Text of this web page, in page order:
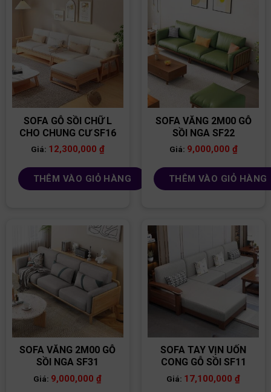
SOFA GỖ SỒI CHỮ L
CHO CHUNG CƯ SF16
Giá: 12,300,000 ₫
THÊM VÀO GIỎ HÀNG
SOFA VĂNG 2M00 GỖ
SỒI NGA SF22
Giá: 9,000,000 ₫
THÊM VÀO GIỎ HÀNG
SOFA VĂNG 2M00 GỖ
SỒI NGA SF31
Giá: 9,000,000₫
SOFA TAY VỊN UỐN
CONG GỖ SỒI SF11
Giá: 17,100,000₫